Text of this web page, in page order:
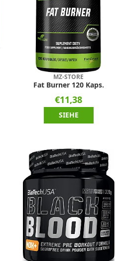
MZ-STORE
Fat Burner 120 Kaps.
€11,38
SIEHE